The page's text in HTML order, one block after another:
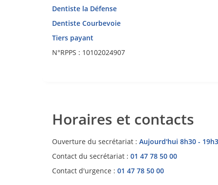
Dentiste la Défense
Dentiste Courbevoie
Tiers payant
N°RPPS : 10102024907
Horaires et contacts
Ouverture du secrétariat : Aujourd'hui 8h30 -
Contact du secrétariat : 01 47 78 50 00
Contact d'urgence : 01 47 78 50 00